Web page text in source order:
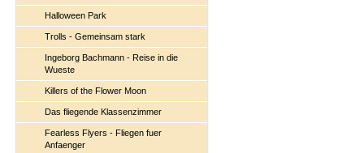
Halloween Park
Trolls - Gemeinsam stark
Ingeborg Bachmann - Reise in die
Wueste
Killers of the Flower Moon
Das fliegende Klassenzimmer
Fearless Flyers - Fliegen fuer
Anfaenger